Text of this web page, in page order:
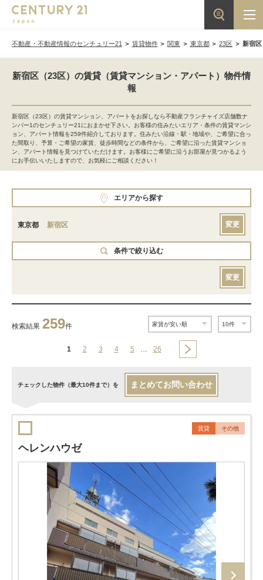
不動産・不動産情報のセンチュリー21 賃貸物件 関東 東京都 23区 新宿
新宿区（23区）の賃貸（賃貸マンション・アパート）物件情
報
新宿区（23区）の賃貸マンション、アパートをお探しなら不動産フランチャイズ店舗数ナ
ンバー1のセンチュリー21におまかせ下さい。お客様の住みたいエリア・条件の賃貸マンシ
ョン、アパート情報を259件紹介しております。住みたい沿線・駅・地域や、ご希望に合っ
た間取り、予算・ご希望の家賃、徒歩時間などの条件から、ご希望に沿った賃貸マンショ
ン、アパート情報を見つけていただけます。お客様にご希望に沿うお部屋が見つかるよう
にお手伝いいたしますので、お気軽にご相談ください！
エリアから探す
東京都 新宿区 変更
条件で絞り込む
変更
検索結果 259件
1 2 3 4 5 … 26
チェックした物件（最大10件まで）を まとめてお問い合わせ
賃貸 その他
ヘレンハウゼ